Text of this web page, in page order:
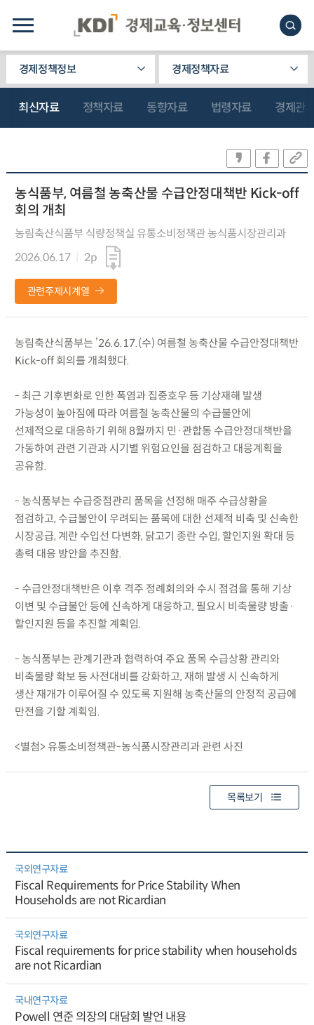
경제정책정보 경제정책자료
최신자료 정책자료 동향자료 법령자료 경제관
농식품부, 여름철 농축산물 수급안정대책반 Kick-off
회의 개최
농림축산식품부 식량정책실 유통소비정책관 농식품시장관리과
2026.06.17
2p
관련주제시계열
농림축산식품부는 ’26.6.17.(수) 여름철 농축산물 수급안정대책반
Kick-off 회의를 개최했다.
- 최근 기후변화로 인한 폭염과 집중호우 등 기상재해 발생
가능성이 높아짐에 따라 여름철 농축산물의 수급불안에
선제적으로 대응하기 위해 8월까지 민·관합동 수급안정대책반을
가동하여 관련 기관과 시기별 위험요인을 점검하고 대응계획을
공유함.
- 농식품부는 수급중점관리 품목을 선정해 매주 수급상황을
점검하고, 수급불안이 우려되는 품목에 대한 선제적 비축 및 신속한
시장공급, 계란 수입선 다변화, 닭고기 종란 수입, 할인지원 확대 등
총력 대응 방안을 추진함.
- 수급안정대책반은 이후 격주 정례회의와 수시 점검을 통해 기상
이변 및 수급불안 등에 신속하게 대응하고, 필요시 비축물량 방출·
할인지원 등을 추진할 계획임.
- 농식품부는 관계기관과 협력하여 주요 품목 수급상황 관리와
비축물량 확보 등 사전대비를 강화하고, 재해 발생 시 신속하게
생산 재개가 이루어질 수 있도록 지원해 농축산물의 안정적 공급에
만전을 기할 계획임.
<별첨> 유통소비정책관-농식품시장관리과 관련 사진
목록보기
국외연구자료
Fiscal Requirements for Price Stability When
Households are not Ricardian
국외연구자료
Fiscal requirements for price stability when households
are not Ricardian
국내연구자료
Powell 연준 의장의 대담회 발언 내용